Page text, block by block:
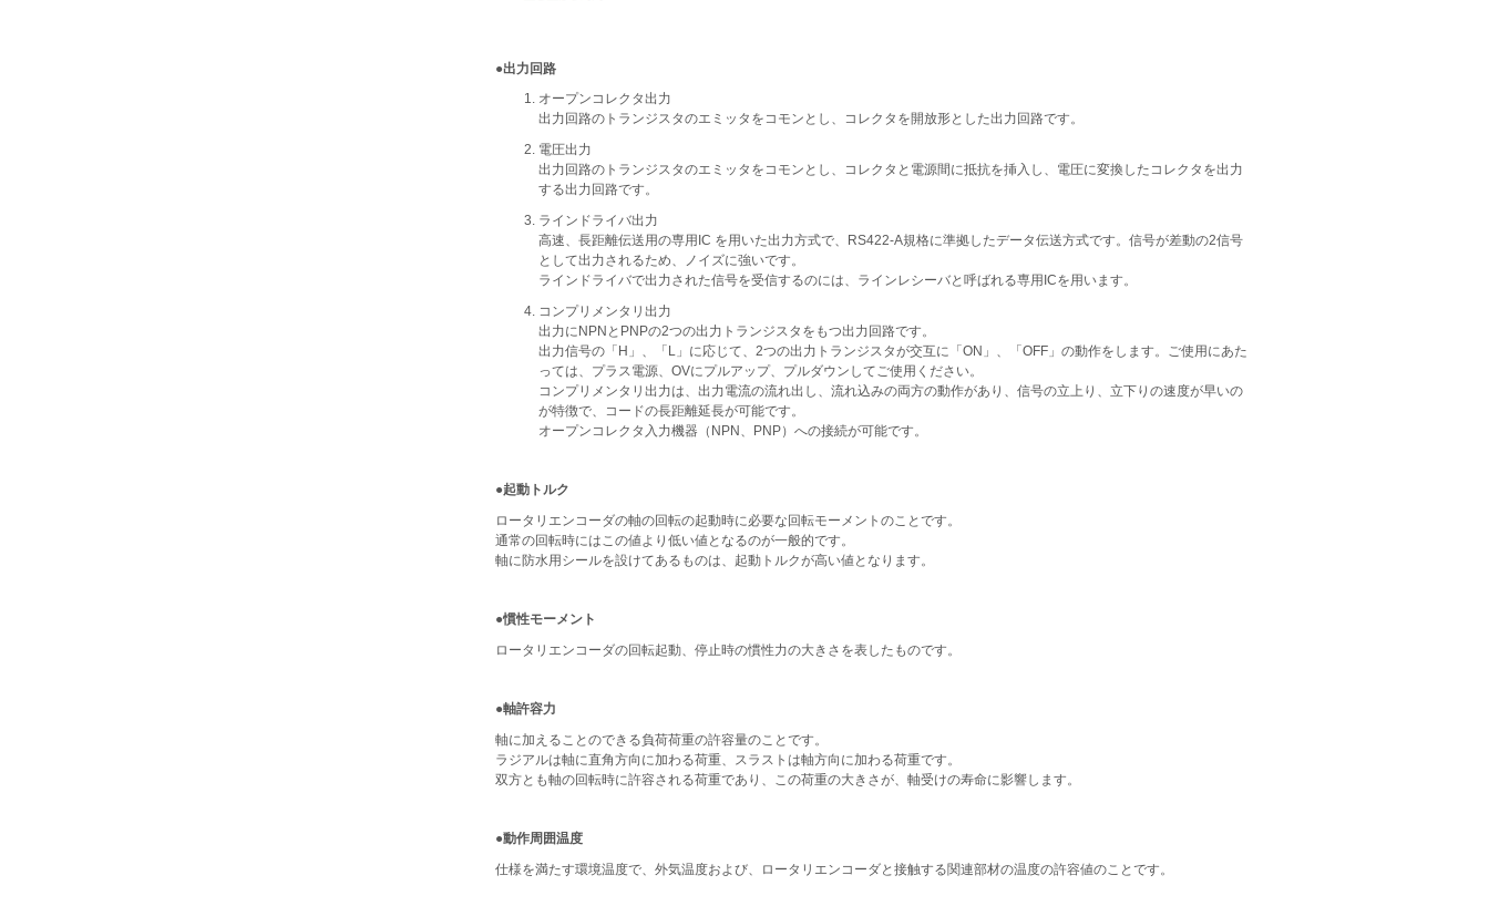
●出力回路
オープンコレクタ出力
出力回路のトランジスタのエミッタをコモンとし、コレクタを開放形とした出力回路です。
電圧出力
出力回路のトランジスタのエミッタをコモンとし、コレクタと電源間に抵抗を挿入し、電圧に変換したコレクタを出力
する出力回路です。
ラインドライバ出力
高速、長距離伝送用の専用IC を用いた出力方式で、RS422-A規格に準拠したデータ伝送方式です。信号が差動の2信号
として出力されるため、ノイズに強いです。
ラインドライバで出力された信号を受信するのには、ラインレシーバと呼ばれる専用ICを用います。
コンプリメンタリ出力
出力にNPNとPNPの2つの出力トランジスタをもつ出力回路です。
出力信号の「H」、「L」に応じて、2つの出力トランジスタが交互に「ON」、「OFF」の動作をします。ご使用にあた
っては、プラス電源、OVにプルアップ、プルダウンしてご使用ください。
コンプリメンタリ出力は、出力電流の流れ出し、流れ込みの両方の動作があり、信号の立上り、立下りの速度が早いの
が特徴で、コードの長距離延長が可能です。
オープンコレクタ入力機器（NPN、PNP）への接続が可能です。
●起動トルク
ロータリエンコーダの軸の回転の起動時に必要な回転モーメントのことです。
通常の回転時にはこの値より低い値となるのが一般的です。
軸に防水用シールを設けてあるものは、起動トルクが高い値となります。
●慣性モーメント
ロータリエンコーダの回転起動、停止時の慣性力の大きさを表したものです。
●軸許容力
軸に加えることのできる負荷荷重の許容量のことです。
ラジアルは軸に直角方向に加わる荷重、スラストは軸方向に加わる荷重です。
双方とも軸の回転時に許容される荷重であり、この荷重の大きさが、軸受けの寿命に影響します。
●動作周囲温度
仕様を満たす環境温度で、外気温度および、ロータリエンコーダと接触する関連部材の温度の許容値のことです。